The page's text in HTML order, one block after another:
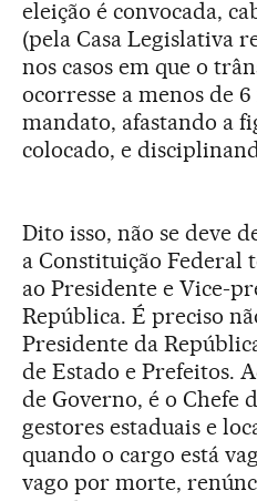
eleição é convocada,
(pela Casa Legislativa
nos casos em que o
ocorresse a menos de
mandato, afastando a
colocado, e
Dito isso, não se deve
a Constituição Federal
ao Presidente e Vice-
República. É preciso
Presidente da
de Estado e Prefeitos.
de Governo, é o Chefe
gestores estaduais e
quando o cargo está
vago por morte,